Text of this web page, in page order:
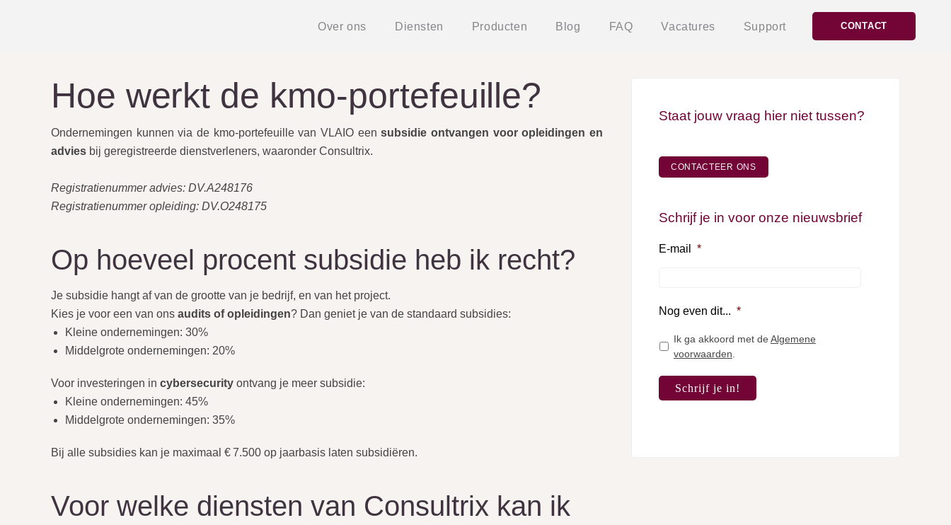
CONTACT
Over ons Diensten Producten Blog FAQ Vacatures Support
Hoe werkt de kmo-portefeuille?
Ondernemingen kunnen via de kmo-portefeuille van VLAIO eensubsidie ontvangen voor opleidingen en
advies bij geregistreerde dienstverleners, waaronder Consultrix.
Registratienummer advies: DV.A248176
Registratienummer opleiding: DV.O248175
Op hoeveel procent subsidie heb ik recht?
Je subsidie hangt af van de grootte van je bedrijf, en van het project.
Kies je voor een van ons audits of opleidingen? Dan geniet je van de standaard subsidies:
Kleine ondernemingen: 30%
Middelgrote ondernemingen: 20%
Voor investeringen in cybersecurity ontvang je meer subsidie:
Kleine ondernemingen: 45%
Middelgrote ondernemingen: 35%
Bij alle subsidies kan je maximaal € 7.500 op jaarbasis laten subsidiëren.
Voor welke diensten van Consultrix kan ik
Staat jouw vraag hier niet tussen?
CONTACTEER ONS
Schrijf je in voor onze nieuwsbrief
E-mail *
Nog even dit... *
Ik ga akkoord met de Algemene
voorwaarden